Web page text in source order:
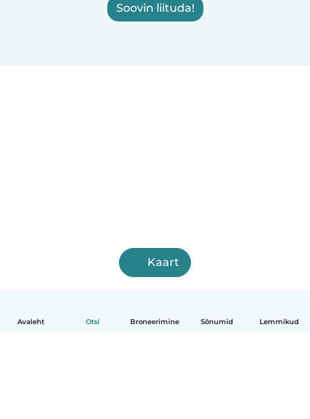
Avaleht Otsi Broneerimine Sõnumid Lemmikud
Soovin liituda!
Kaart